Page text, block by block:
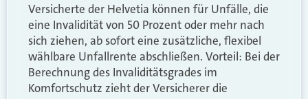
Versicherte der Helvetia können für Unfälle, die
eine Invalidität von 50 Prozent oder mehr nach
sich ziehen, ab sofort eine zusätzliche, flexibel
wählbare Unfallrente abschließen. Vorteil: Bei der
Berechnung des Invaliditätsgrades im
Komfortschutz zieht der Versicherer die